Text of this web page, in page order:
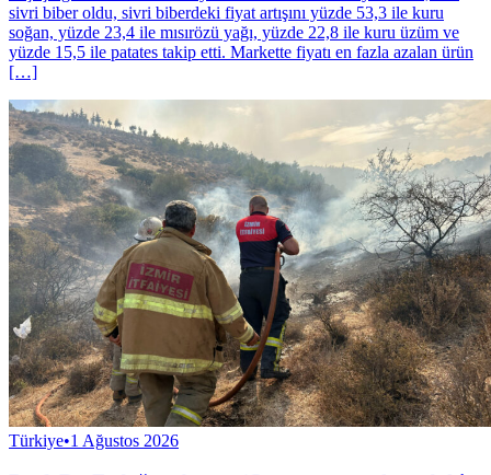
sivri biber oldu, sivri biberdeki fiyat artışını yüzde 53,3 ile kuru
soğan, yüzde 23,4 ile mısırözü yağı, yüzde 22,8 ile kuru üzüm ve
yüzde 15,5 ile patates takip etti. Markette fiyatı en fazla azalan ürün
[…]
Türkiye•1 Ağustos 2026